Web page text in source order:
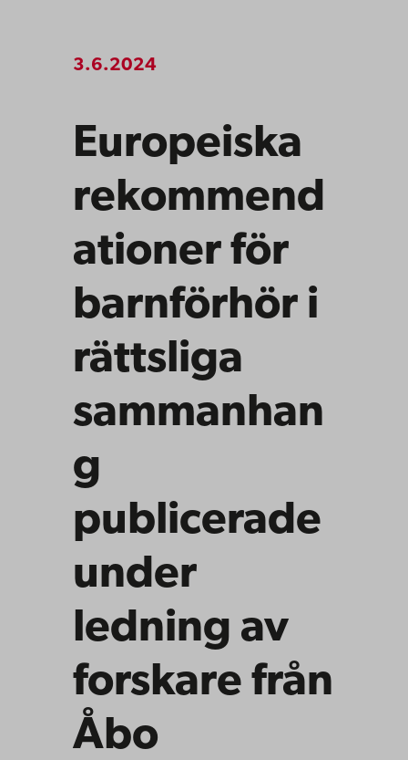
3.6.2024
Europeiska
rekommend
ationer för
barnförhör i
rättsliga
sammanhan
g
publicerade
under
ledning av
forskare från
Åbo